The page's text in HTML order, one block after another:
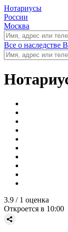
Нотариусы
России
Москва
Все о наследстве
3.9 / 1 оценка
Откроется в 10:00